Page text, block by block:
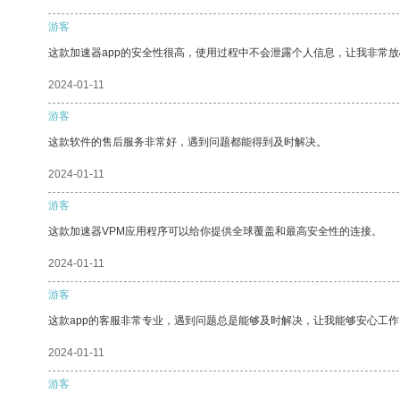
游客
这款加速器app的安全性很高，使用过程中不会泄露个人信息，让我非常
2024-01-11
游客
这款软件的售后服务非常好，遇到问题都能得到及时解决。
2024-01-11
游客
这款加速器VPM应用程序可以给你提供全球覆盖和最高安全性的连接。
2024-01-11
游客
这款app的客服非常专业，遇到问题总是能够及时解决，让我能够安心工
2024-01-11
游客